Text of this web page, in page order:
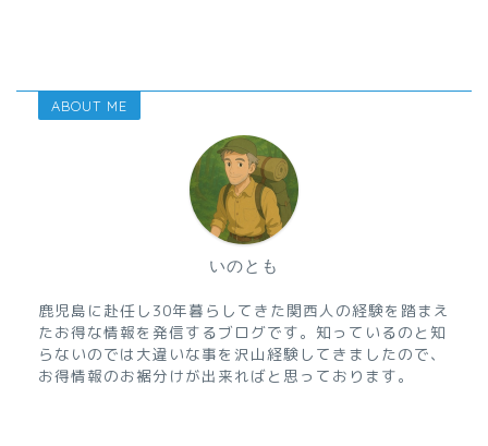
ABOUT ME
いのとも
鹿児島に赴任し30年暮らしてきた関西人の経験を踏まえ
たお得な情報を発信するブログです。知っているのと知
らないのでは大違いな事を沢山経験してきましたので、
お得情報のお裾分けが出来ればと思っております。